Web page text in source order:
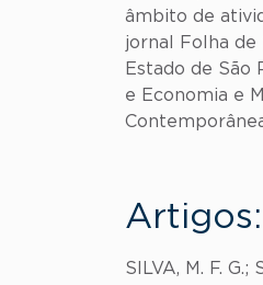
âmbito de
jornal Folha de
Estado de São
e Economia e
Artigos:
SILVA, M. F.